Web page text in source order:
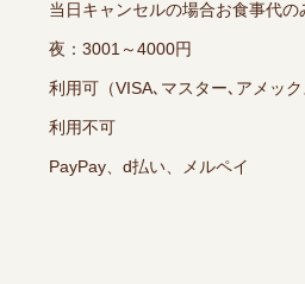
当日キャンセルの場合お食事代
夜：3001～4000円
利用可（VISA､マスター､アメッ
利用不可
PayPay、d払い、メルペイ